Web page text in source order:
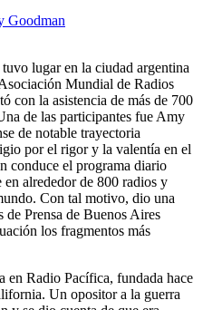
Goodman
lugar en la ciudad argentina
Mundial de Radios
con la asistencia de más de 700
de las participantes fue Amy
de notable trayectoria
por el rigor y la valentía en el
conduce el programa diario
alrededor de 800 radios y
Con tal motivo, dio una
Prensa de Buenos Aires
los fragmentos más
en Radio Pacífica, fundada hace
Un opositor a la guerra